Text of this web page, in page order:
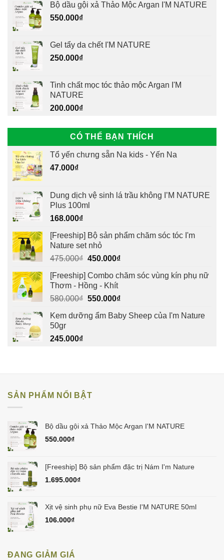
Bộ dầu gội xả Thảo Mộc Argan I'M NATURE
550.000₫
Gel tẩy da chết I'M NATURE
250.000₫
Tinh chất mọc tóc thảo mộc Argan I'M
NATURE
200.000₫
CÓ THỂ BẠN THÍCH
Tổ yến chưng sẵn Na kids - Yến Na
47.000₫
Dung dịch vệ sinh lá trầu không I’M NATURE
Plus 100ml
168.000₫
[Freeship] Bộ sản phẩm chăm sóc tóc I'm
Nature set nhỏ
475.000₫ Giá
là:
475.000₫.
450.000₫Giá
tại
450.000₫.
[Freeship] Combo chăm sóc vùng kín phụ nữ
Thơm - Hồng - Khít
580.000₫ Giá
là:
550.000₫Giá
tại
Kem dưỡng ẩm Baby Sheep của I'm Nature
50gr
245.000₫
SẢN PHẨM NỔI BẬT
Bộ dầu gội xả Thảo Mộc Argan I'M NATURE
550.000₫
[Freeship] Bộ sản phẩm đặc trị Nám I'm Nature
1.695.000₫
Xịt vệ sinh phụ nữ Eva Bestie I'M NATURE 50ml
106.000₫
ĐANG GIẢM GIÁ